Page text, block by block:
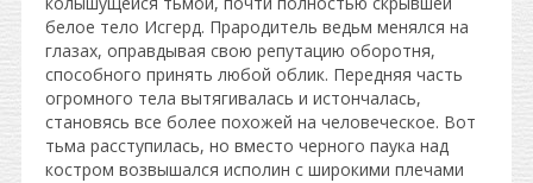
белое тело Исгерд. Прародитель ведьм менялся на
глазах, оправдывая свою репутацию оборотня,
способного принять любой облик. Передняя часть
огромного тела вытягивалась и истончалась,
становясь все более похожей на человеческое. Вот
тьма расступилась, но вместо черного паука над
костром возвышался исполин с широкими плечами